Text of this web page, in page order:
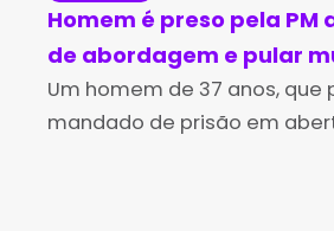
Homem é preso pela PM
de abordagem e pular
Brumado
Um homem de 37 anos, que
mandado de prisão em